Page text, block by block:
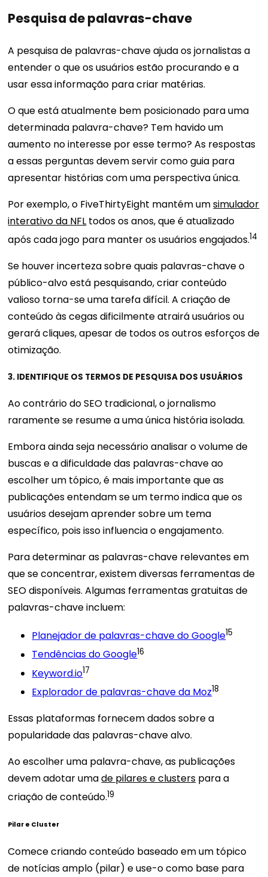
Pesquisa de palavras-chave
A pesquisa de palavras-chave ajuda os jornalistas a
entender o que os usuários estão procurando e a
usar essa informação para criar matérias.
O que está atualmente bem posicionado para uma
determinada palavra-chave? Tem havido um
aumento no interesse por esse termo? As respostas
a essas perguntas devem servir como guia para
apresentar histórias com uma perspectiva única.
Por exemplo, o FiveThirtyEight mantém umsimulador
interativo da NFL todos os anos, que é atualizado
após cada jogo para manter os usuários engajados.14
Se houver incerteza sobre quais palavras-chave o
público-alvo está pesquisando, criar conteúdo
valioso torna-se uma tarefa difícil. A criação de
conteúdo às cegas dificilmente atrairá usuários ou
gerará cliques, apesar de todos os outros esforços de
otimização.
3. IDENTIFIQUE OS TERMOS DE PESQUISA DOS USUÁRIOS
Ao contrário do SEO tradicional, o jornalismo
raramente se resume a uma única história isolada.
Embora ainda seja necessário analisar o volume de
buscas e a dificuldade das palavras-chave ao
escolher um tópico, é mais importante que as
publicações entendam se um termo indica que os
usuários desejam aprender sobre um tema
específico, pois isso influencia o engajamento.
Para determinar as palavras-chave relevantes em
que se concentrar, existem diversas ferramentas de
SEO disponíveis. Algumas ferramentas gratuitas de
palavras-chave incluem:
Planejador de palavras-chave do Google15
Tendências do Google16
Keyword.io17
Explorador de palavras-chave da Moz18
Essas plataformas fornecem dados sobre a
popularidade das palavras-chave alvo.
Ao escolher uma palavra-chave, as publicações
devem adotar umade pilares e clusters para a
criação de conteúdo.19
Pilar e Cluster
Comece criando conteúdo baseado em um tópico
de notícias amplo (pilar) e use-o como base para